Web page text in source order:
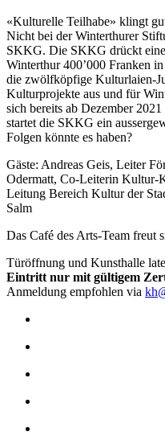
«Kulturelle Teilhabe» klingt
Nicht bei der Winterthurer
SKKG. Die SKKG drückt
Winterthur 400’000 Franken
die zwölfköpfige Kulturlaien-
Kulturprojekte aus und für
sich bereits ab Dezember
startet die SKKG ein
Folgen könnte es haben?
Gäste: Andreas Geis, Leiter
Odermatt, Co-Leiterin Kultur-
Leitung Bereich Kultur der
Salm
Das Café des Arts-Team freut
Türöffnung und Kunsthalle
Eintritt nur mit gültigem
Anmeldung empfohlen via